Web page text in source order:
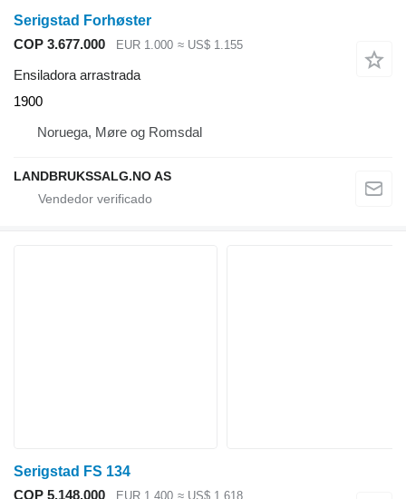
Serigstad Forhøster
COP 3.677.000
EUR 1.000 ≈ US$ 1.155
Ensiladora arrastrada
1900
Noruega, Møre og Romsdal
LANDBRUKSSALG.NO AS
Serigstad FS 134
COP 5.148.000
EUR 1.400 ≈ US$ 1.618